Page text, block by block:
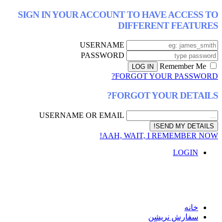
SIGN IN YOUR ACCOUNT TO HAVE
DIFFERENT
USERNAME
PASSWORD
FORGOT YOUR
FORGOT YOUR
USERNAME OR EMAIL
AAH, WAIT, I
نریشن